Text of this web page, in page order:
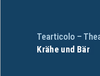
Tearticolo –
Krähe und Bär